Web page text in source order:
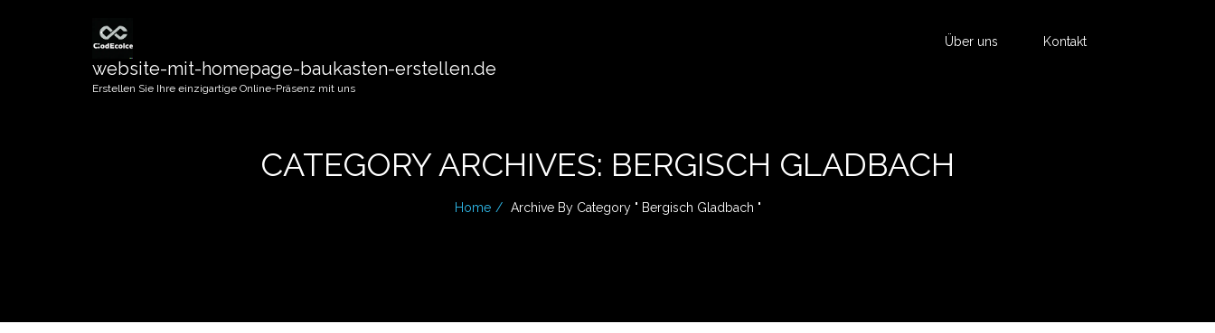
website-mit-homepage-baukasten-erstellen.de
Erstellen Sie Ihre einzigartige Online-Präsenz mit uns
Über uns Kontakt
CATEGORY ARCHIVES: BERGISCH GLADBACH
Home Archive By Category " Bergisch Gladbach "